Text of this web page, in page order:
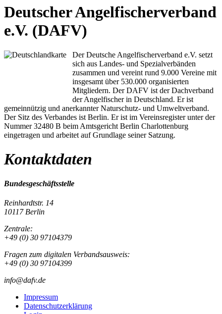
Deutscher Angelfischerverband
e.V. (DAFV)
Der Deutsche Angelfischerverband e.V. setzt
sich aus Landes- und Spezialverbänden
zusammen und vereint rund 9.000 Vereine mit
insgesamt über 530.000 organisierten
Mitgliedern. Der DAFV ist der Dachverband
der Angelfischer in Deutschland. Er ist
gemeinnützig und anerkannter Naturschutz- und Umweltverband.
Der Sitz des Verbandes ist Berlin. Er ist im Vereinsregister unter der
Nummer 32480 B beim Amtsgericht Berlin Charlottenburg
eingetragen und arbeitet auf Grundlage seiner Satzung.
Kontaktdaten
Bundesgeschäftsstelle
Reinhardtstr. 14
10117 Berlin
Zentrale:
+49 (0) 30 97104379
Fragen zum digitalen Verbandsausweis:
+49 (0) 30 97104399
info@dafv.de
Impressum
Datenschutzerklärung